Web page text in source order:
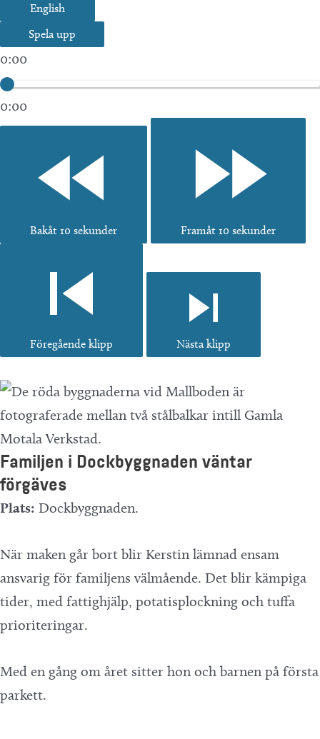
English
Spela upp
0:00
0:00
Bakåt 10 sekunder Framåt 10 sekunder
Föregående klipp Nästa klipp
Familjen i Dockbyggnaden väntar
förgäves
Plats: Dockbyggnaden.
När maken går bort blir Kerstin lämnad ensam
ansvarig för familjens välmående. Det blir kämpiga
tider, med fattighjälp, potatisplockning och tuffa
prioriteringar.
Med en gång om året sitter hon och barnen på första
parkett.